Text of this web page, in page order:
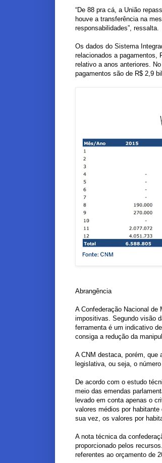
“De 88 pra cá, a União
houve a transferência na
responsabilidades”, ressalta.
Os dados do Sistema
relacionados a pagamentos,
relativo a anos anteriores.
pagamentos são de R$ 2,9
Abrangência
A Confederação Nacional
impositivas. Segundo visão
ferramenta é um indicativo
consiga a redução da
A CNM destaca, porém, que
legislativa, ou seja, o
De acordo com o estudo
meio das emendas
levado em conta apenas o
valores médios por
sua vez, os valores por
A nota técnica da
proporcionado pelos
referentes ao orçamento de